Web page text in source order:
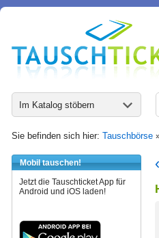
Im Katalog stöbern
Sie befinden sich hier: Tauschbörse
Mobil tauschen!
Jetzt die Tauschticket App für
Android und iOS laden!